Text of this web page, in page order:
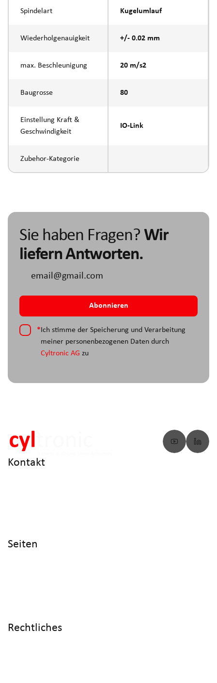
Spindelart Kugelumlauf
Wiederholgenauigkeit +/- 0.02 mm
max. Beschleunigung 20 m/s2
Baugrosse 80
Einstellung Kraft &
Geschwindigkeit
IO-Link
Zubehor-Kategorie
Sie haben Fragen? Wir
liefern Antworten.
*Ich stimme der Speicherung und Verarbeitung
meiner personenbezogenen Daten durch
Cyltronic AG zu
Kontakt
Seiten
Rechtliches